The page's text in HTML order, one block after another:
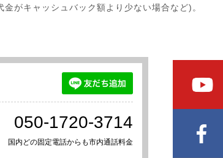
がキャッシュバック額より少ない場合など)。
050-1720-3714
国内どの固定電話からも市内通話料金